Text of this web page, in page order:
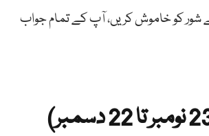
شور کو خاموش کریں، آپ کے تمام جواب